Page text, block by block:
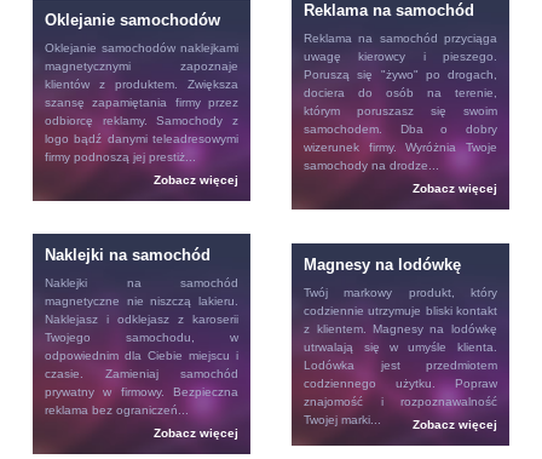
Oklejanie samochodów
Oklejanie samochodów naklejkami
magnetycznymi zapoznaje
klientów z produktem. Zwiększa
szansę zapamiętania firmy przez
odbiorcę reklamy. Samochody z
logo bądź danymi teleadresowymi
firmy podnoszą jej prestiż...
Zobacz więcej
Reklama na samochód
Reklama na samochód przyciąga
uwagę kierowcy i pieszego.
Poruszą się "żywo" po drogach,
dociera do osób na terenie,
którym poruszasz się swoim
samochodem. Dba o dobry
wizerunek firmy. Wyróżnia Twoje
samochody na drodze...
Zobacz więcej
Naklejki na samochód
Naklejki na samochód
magnetyczne nie niszczą lakieru.
Naklejasz i odklejasz z karoserii
Twojego samochodu, w
odpowiednim dla Ciebie miejscu i
czasie. Zamieniaj samochód
prywatny w firmowy. Bezpieczna
reklama bez ograniczeń...
Zobacz więcej
Magnesy na lodówkę
Twój markowy produkt, który
codziennie utrzymuje bliski kontakt
z klientem. Magnesy na lodówkę
utrwalają się w umyśle klienta.
Lodówka jest przedmiotem
codziennego użytku. Popraw
znajomość i rozpoznawalność
Twojej marki...
Zobacz więcej